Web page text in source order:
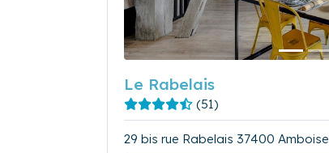
Le Rabelais
(51)
29 bis rue Rabelais 37400 Amboise